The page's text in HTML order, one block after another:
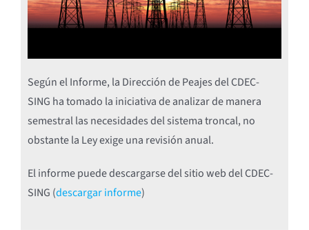
Según el Informe, la Dirección de Peajes del CDEC-
SING ha tomado la iniciativa de analizar de manera
semestral las necesidades del sistema troncal, no
obstante la Ley exige una revisión anual.
El informe puede descargarse del sitio web del CDEC-
SING (descargar informe)